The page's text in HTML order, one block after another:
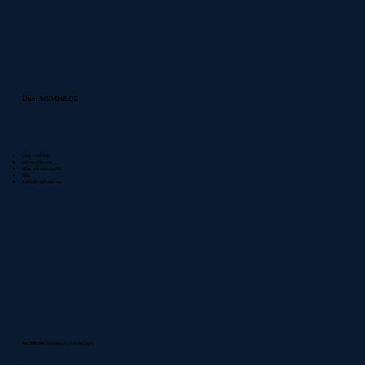
Über MSM365.DE
Über MSM365
Unsere Mission
Was uns ausmacht
Blog
Kontakt aufnehmen
Rechtliches: Impressum |Datenschutz